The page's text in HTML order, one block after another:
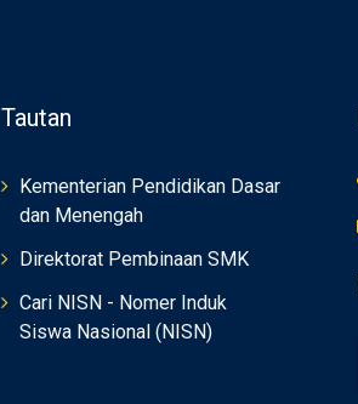
Tautan
Kementerian Pendidikan Dasar
dan Menengah
Direktorat Pembinaan SMK
Cari NISN - Nomer Induk
Siswa Nasional (NISN)